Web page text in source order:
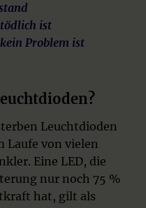
ist
Problem ist
Leuchtdioden
Laufe von vielen
Eine LED, die
nur noch 75 %
hat, gilt als